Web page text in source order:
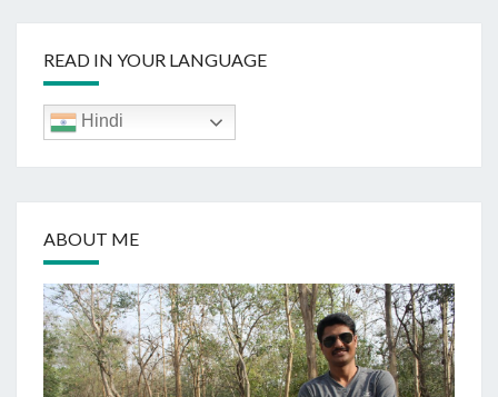
READ IN YOUR LANGUAGE
Hindi
ABOUT ME